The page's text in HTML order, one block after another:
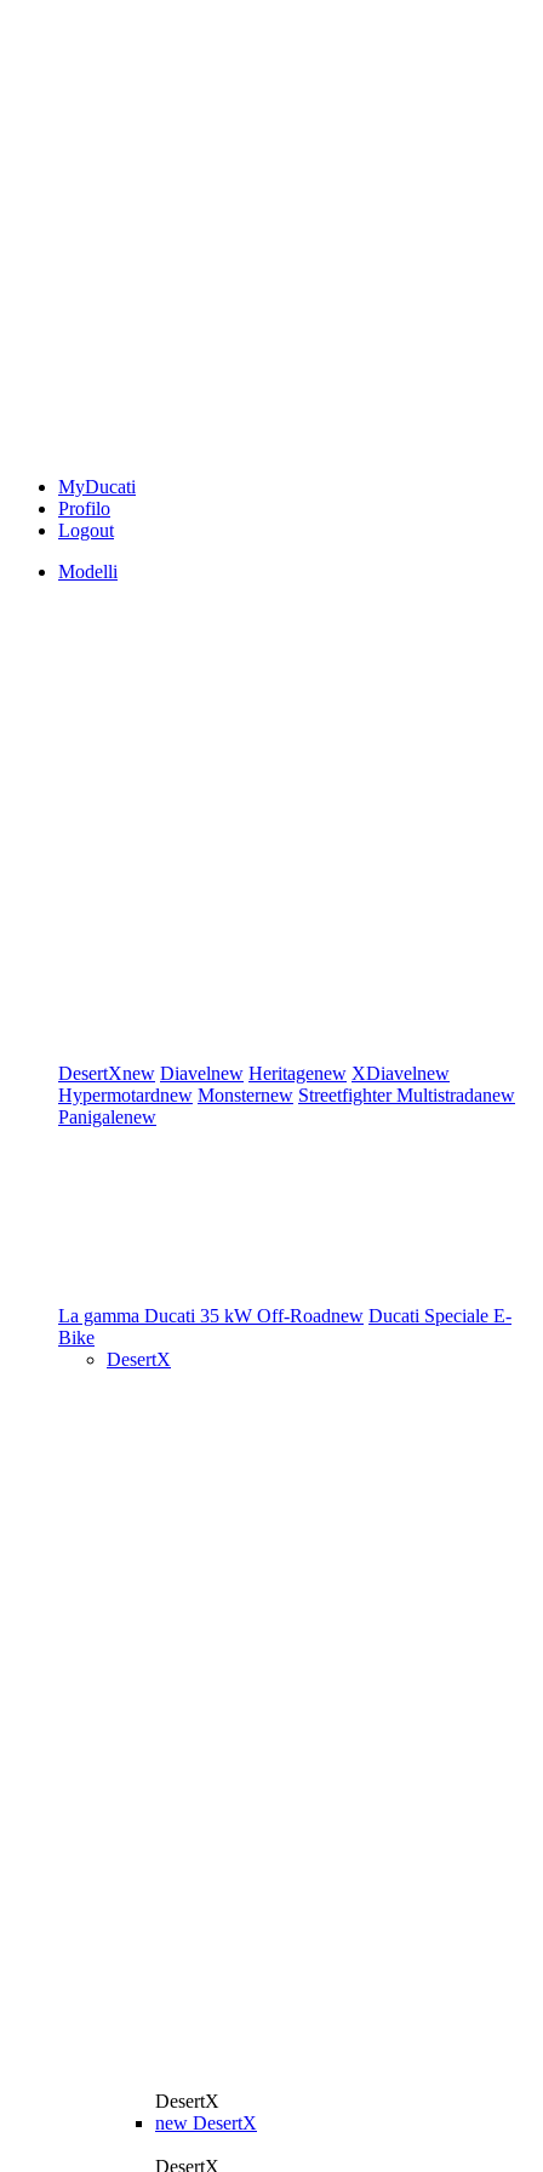
MyDucati
Profilo
Logout
Modelli
DesertXnew Diavelnew Heritagenew XDiavelnew
Hypermotardnew Monsternew StreetfighterMultistradanew
Panigalenew
La gamma Ducati 35 kW Off-Roadnew Ducati Speciale E-
Bike
DesertX
DesertX
new DesertX
DesertX